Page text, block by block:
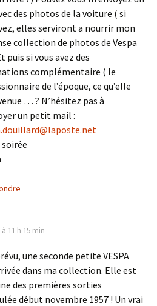
des photos de la voiture ( si
elles serviront a nourrir mon
collection de photos de Vespa
puis si vous avez des
complémentaire ( le
de l’époque, ce qu’elle
… ? N’hésitez pas à
un petit mail :
11 h 15 min
une seconde petite VESPA
dans ma collection. Elle est
des premières sorties
début novembre 1957 ! Un vrai